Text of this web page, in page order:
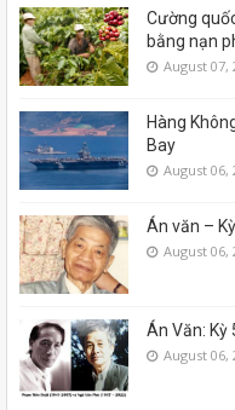
Cường
bằng nạn
August 07,
Hàng
Bay
August 06,
Án văn –
August 06,
Án Văn: Kỳ
August 06,